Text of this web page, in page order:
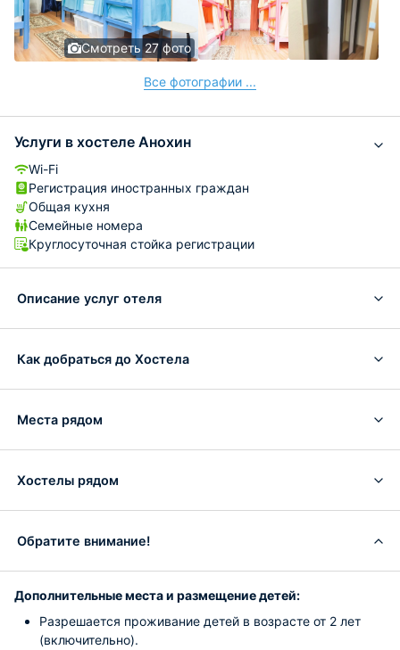
Смотреть 27 фото
Все фотографии ...
Услуги в хостеле Анохин
Wi-Fi
Регистрация иностранных граждан
Общая кухня
Семейные номера
Круглосуточная стойка регистрации
Описание услуг отеля
Как добраться до Хостела
Места рядом
Хостелы рядом
Обратите внимание!
Дополнительные места и размещение детей:
Разрешается проживание детей в возрасте от 2 лет
(включительно).